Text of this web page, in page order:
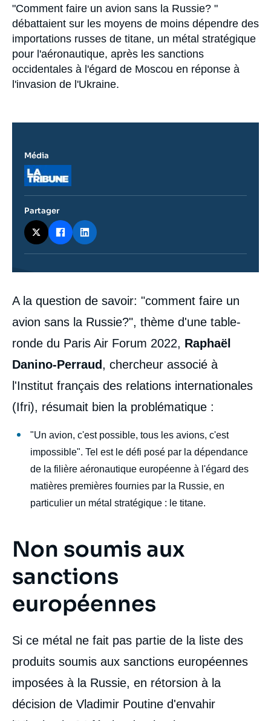
"Comment faire un avion sans la Russie? "
débattaient sur les moyens de moins dépendre des
importations russes de titane, un métal stratégique
pour l'aéronautique, après les sanctions
occidentales à l'égard de Moscou en réponse à
l'invasion de l'Ukraine.
Contenu
intervention
médiatique
A la question de savoir: "comment faire un
avion sans la Russie?", thème d'une table-
ronde du Paris Air Forum 2022, Raphaël
Danino-Perraud, chercheur associé à
l'Institut français des relations internationales
(Ifri), résumait bien la problématique :
"Un avion, c'est possible, tous les avions, c'est
impossible". Tel est le défi posé par la dépendance
de la filière aéronautique européenne à l'égard des
matières premières fournies par la Russie, en
particulier un métal stratégique : le titane.
Non soumis aux
sanctions
européennes
Si ce métal ne fait pas partie de la liste des
produits soumis aux sanctions européennes
imposées à la Russie, en rétorsion à la
décision de Vladimir Poutine d'envahir
Média
Logo
Partager